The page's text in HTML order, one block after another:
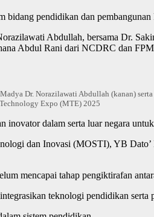
pendidikan dan
Abdullah, bersama Dr.
Abdul Rani dari NCDRC dan
Dr. Norazilawati Abdullah (kanan)
Expo (MTE) 2025
dalam serta luar negara
dan Inovasi (MOSTI), YB
mencapai tahap pengiktirafan
teknologi pendidikan